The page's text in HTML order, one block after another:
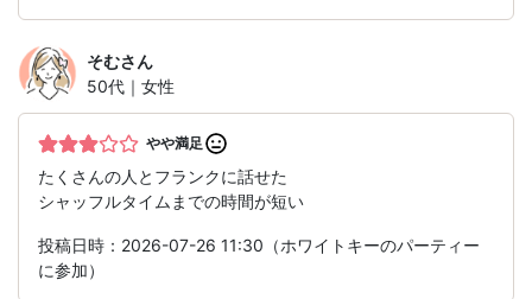
そむさん
50代｜女性
やや満足
たくさんの人とフランクに話せた
シャッフルタイムまでの時間が短い
投稿日時：2026-07-26 11:30（ホワイトキーのパーティー
に参加）